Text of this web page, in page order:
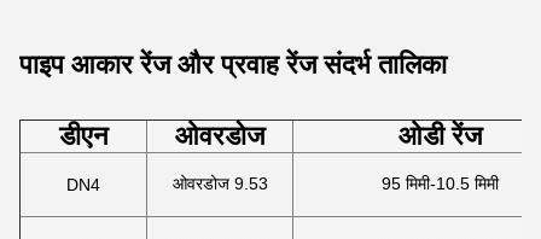
पाइप आकार रेंज और प्रवाह रेंज संदर्भ तालिका
डीएन ओवरडोज ओडी रेंज
DN4 ओवरडोज 9.53 95 मिमी-10.5 मिमी